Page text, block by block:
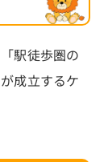
駅徒歩圏の
成立するケ